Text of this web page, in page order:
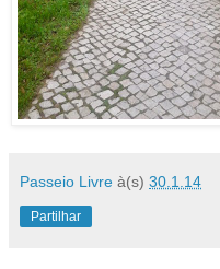
Passeio Livre à(s) 30.1.14
Partilhar